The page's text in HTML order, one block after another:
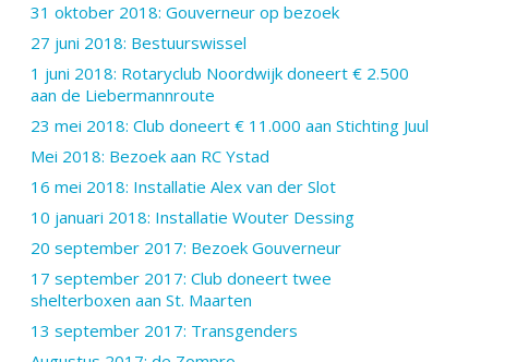
31 oktober 2018: Gouverneur op bezoek
27 juni 2018: Bestuurswissel
1 juni 2018: Rotaryclub Noordwijk doneert € 2.500
aan de Liebermannroute
23 mei 2018: Club doneert € 11.000 aan Stichting Juul
Mei 2018: Bezoek aan RC Ystad
16 mei 2018: Installatie Alex van der Slot
10 januari 2018: Installatie Wouter Dessing
20 september 2017: Bezoek Gouverneur
17 september 2017: Club doneert twee
shelterboxen aan St. Maarten
13 september 2017: Transgenders